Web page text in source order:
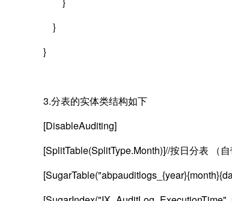
}
}
3.分表的实体类结构如下
[DisableAuditing]
[SplitTable(SplitType.Month)]//按日分表 （